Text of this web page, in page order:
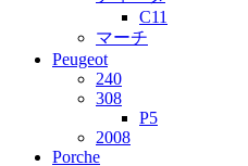
C11
マーチ
Peugeot
240
308
P5
2008
Porche